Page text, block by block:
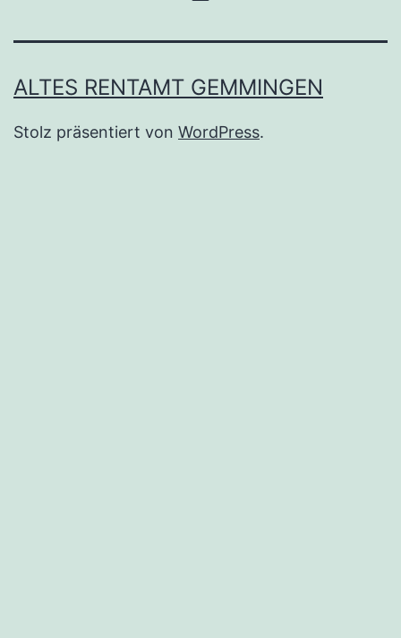
ALTES RENTAMT GEMMINGEN
Stolz präsentiert von WordPress.